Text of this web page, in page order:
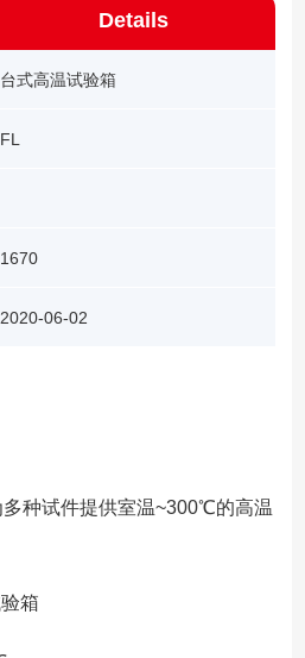
Details
台式高温试验箱
FL
1670
2020-06-02
种试件提供室温~300℃的高温
箱